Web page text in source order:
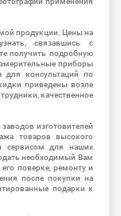
продукции. Цены на
связавшись с
получить подробную
приборы
для консультаций по
приведены возле
качественное
изготовителей
товаров высокого
сервисом для наших
необходимый Вам
поверке, ремонту и
после покупки на
подарки к